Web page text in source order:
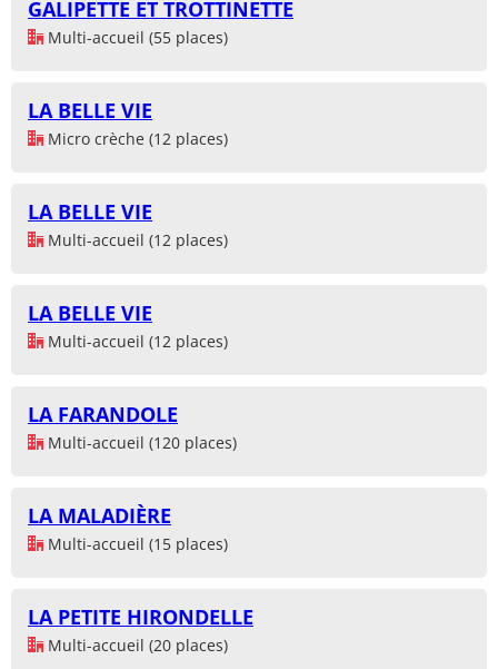
GALIPETTE ET TROTTINETTE
Multi-accueil (55 places)
LA BELLE VIE
Micro crèche (12 places)
LA BELLE VIE
Multi-accueil (12 places)
LA BELLE VIE
Multi-accueil (12 places)
LA FARANDOLE
Multi-accueil (120 places)
LA MALADIÈRE
Multi-accueil (15 places)
LA PETITE HIRONDELLE
Multi-accueil (20 places)